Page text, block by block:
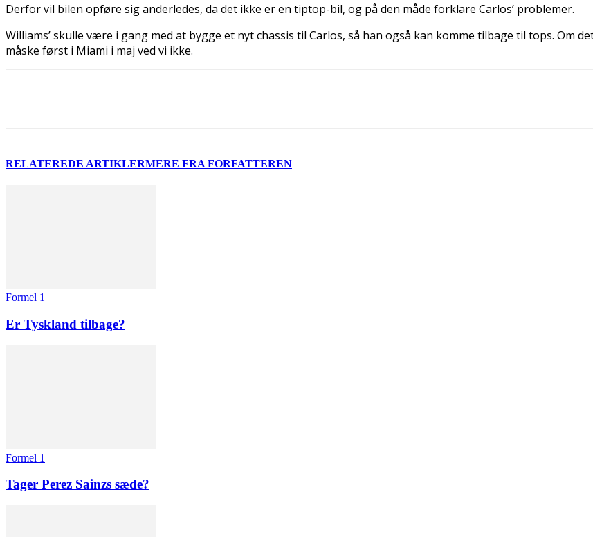
Derfor vil bilen opføre sig anderledes, da det ikke er en tiptop-bil, og på den måde forklare Carlos’ problemer.
Williams’ skulle være i gang med at bygge et nyt chassis til Carlos, så han også kan komme tilbage til tops. Om
måske først i Miami i maj ved vi ikke.
RELATEREDE ARTIKLERMERE FRA FORFATTEREN
Formel 1
Er Tyskland tilbage?
Formel 1
Tager Perez Sainzs sæde?